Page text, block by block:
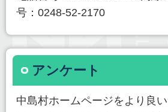
号：0248-52-2170
アンケート
中島村ホームページをより良